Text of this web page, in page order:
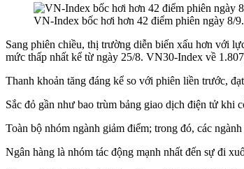
VN-Index bốc hơi hơn 42 điểm phiên ngày 8/9.
Sang phiên chiều, thị trường diễn biến xấu hơn với
mức thấp nhất kể từ ngày 25/8. VN30-Index về
Thanh khoản tăng đáng kể so với phiên liền trước,
Sắc đỏ gần như bao trùm bảng giao dịch điện tử khi
Toàn bộ nhóm ngành giảm điểm; trong đó, các
Ngân hàng là nhóm tác động mạnh nhất đến sự đi